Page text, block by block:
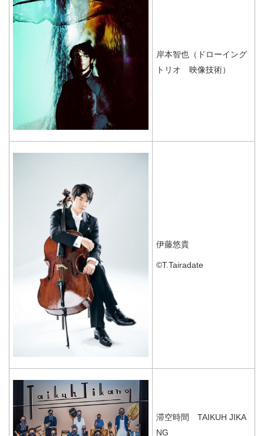
岸本智也（ドローイング
トリオ 映像技術）
伊藤悠貴
©T.Tairadate
滞空時間 TAIKUH JIKA
NG